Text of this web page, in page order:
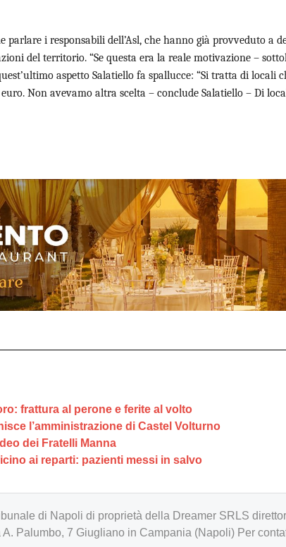
parlare i responsabili dell’Asl, che hanno già provveduto a
del territorio. “Se questa era la reale motivazione –
aspetto Salatiello fa spallucce: “Si tratta di locali
Non avevamo altra scelta – conclude Salatiello – Di
frattura al perone e ferite al volto
l’amministrazione di Castel Volturno
dei Fratelli Manna
ai reparti: pazienti messi in salvo
di Napoli di proprietà della Dreamer SRLS
Palumbo, 7 Giugliano in Campania (Napoli) Per